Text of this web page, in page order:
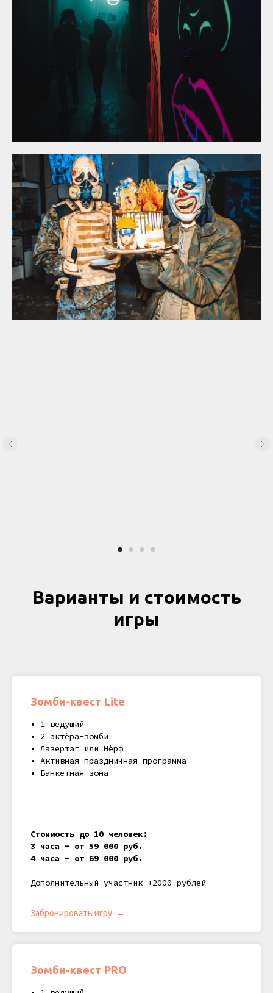
Варианты и стоимость
игры
Зомби-квест Lite
• 1 ведущий
• 2 актёра-зомби
• Лазертаг или Нёрф
• Активная праздничная программа
• Банкетная зона
Стоимость до 10 человек:
3 часа - от 59 000 руб.
4 часа - от 69 000 руб.
Дополнительный участник +2000 рублей
Забронировать игру
Зомби-квест PRO